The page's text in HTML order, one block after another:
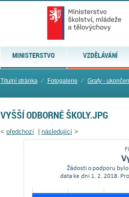
MINISTERSTVO VZDĚLÁVÁNÍ
Titulní stránka ⁄ Fotogalerie ⁄ Grafy -
VYŠŠÍ ODBORNÉ ŠKOLY.JPG
< předchozí| následující>